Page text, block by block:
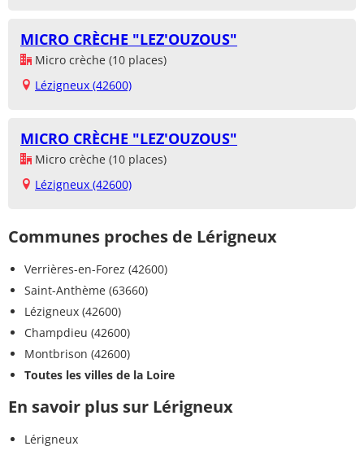
MICRO CRÈCHE "LEZ'OUZOUS"
Micro crèche (10 places)
Lézigneux (42600)
MICRO CRÈCHE "LEZ'OUZOUS"
Micro crèche (10 places)
Lézigneux (42600)
Communes proches de Lérigneux
Verrières-en-Forez (42600)
Saint-Anthème (63660)
Lézigneux (42600)
Champdieu (42600)
Montbrison (42600)
Toutes les villes de la Loire
En savoir plus sur Lérigneux
Lérigneux